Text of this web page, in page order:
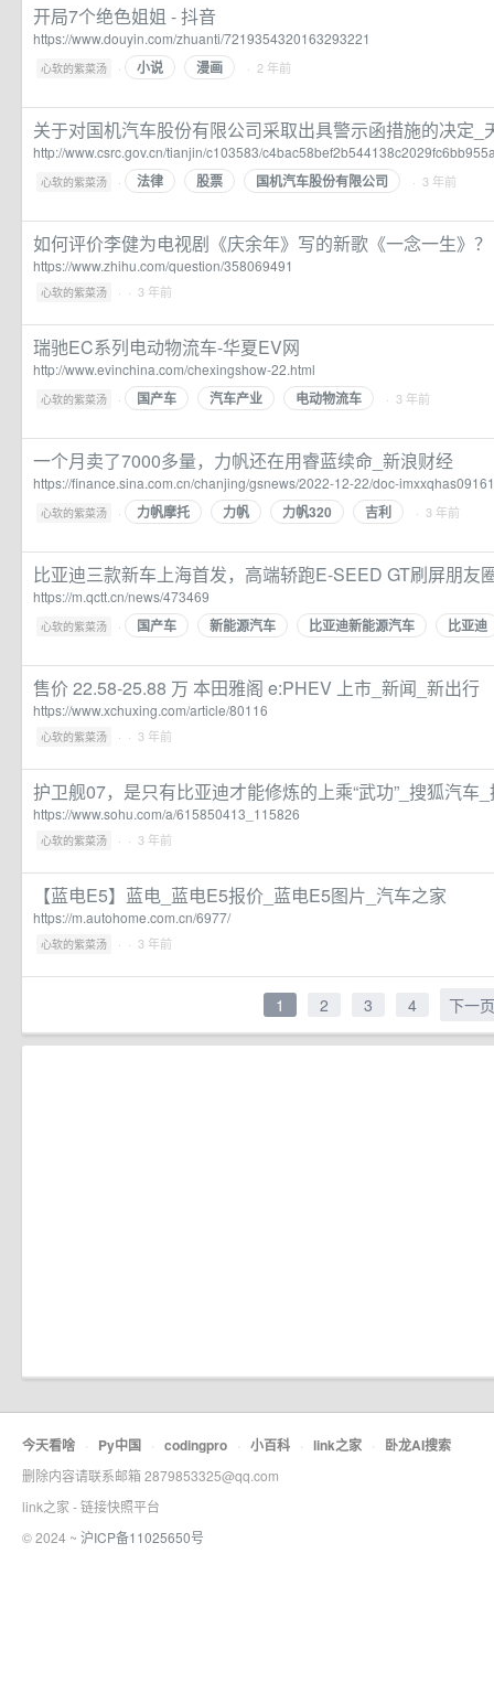
开局7个绝色姐姐 - 抖音
https://www.douyin.com/zhuanti/7219354320163293221
心软的紫菜汤 · 小说 漫画 · 2 年前
关于对国机汽车股份有限公司采取出具警示函措施的决定_
http://www.csrc.gov.cn/tianjin/c103583/
心软的紫菜汤 · 法律 股票 国机汽车股份有限公司 · 3 年前
如何评价李健为电视剧《庆余年》写的新歌《一念一生》
https://www.zhihu.com/question/358069491
心软的紫菜汤 · · 3 年前
瑞驰EC系列电动物流车-华夏EV网
http://www.evinchina.com/chexingshow-22.html
心软的紫菜汤 · 国产车 汽车产业 电动物流车 · 3 年前
一个月卖了7000多量，力帆还在用睿蓝续命_新浪财经
https://finance.sina.com.cn/chanjing/gsnews/2022-12-22/doc-
心软的紫菜汤 · 力帆摩托 力帆 力帆320 吉利 · 3 年前
比亚迪三款新车上海首发，高端轿跑E-SEED GT刷屏朋友
https://m.qctt.cn/news/473469
心软的紫菜汤 · 国产车 新能源汽车 比亚迪新能源汽车 比亚迪
售价 22.58-25.88 万 本田雅阁 e:PHEV 上市_新闻_新出行
https://www.xchuxing.com/article/80116
心软的紫菜汤 · · 3 年前
护卫舰07，是只有比亚迪才能修炼的上乘“武功”_搜狐汽车
https://www.sohu.com/a/615850413_115826
心软的紫菜汤 · · 3 年前
【蓝电E5】蓝电_蓝电E5报价_蓝电E5图片_汽车之家
https://m.autohome.com.cn/6977/
心软的紫菜汤 · · 3 年前
1 2 3 4 下一页
今天看啥 · Py中国 · codingpro · 小百科 · link之家 · 卧龙AI搜索
删除内容请联系邮箱 2879853325@qq.com
link之家 - 链接快照平台
© 2024 ~ 沪ICP备11025650号